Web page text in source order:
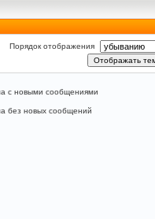
Порядок отображения
с новыми сообщениями
без новых сообщений